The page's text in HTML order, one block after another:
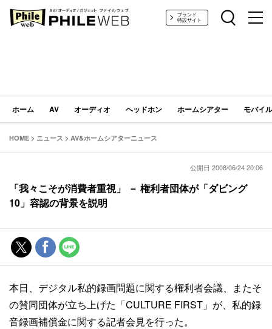
PHILE WEB｜AV/オーディオ/ガジェットブランド
特設サイト
ホーム AV オーディオ ヘッドホン ホームシアター モバイ
HOME > ニュース > AV&ホームシアターニュース
公開日 2008/06/24 20:06
「我々こそが消費者重視」 － 権利者団体が「ダビング
10」容認の背景を説明
本日、デジタル私的録画問題に関する権利者会議、またそ
の賛同団体が立ち上げた「CULTURE FIRST」が、私的録
音録画補償金に関する記者会見を行った。